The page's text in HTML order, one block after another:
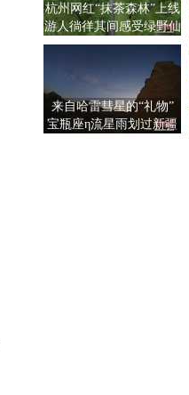
杭州网红“抹茶森林”上线
游人徜徉其间感受绿野仙
踪
来自哈雷彗星的“礼物”
宝瓶座η流星雨划过新疆